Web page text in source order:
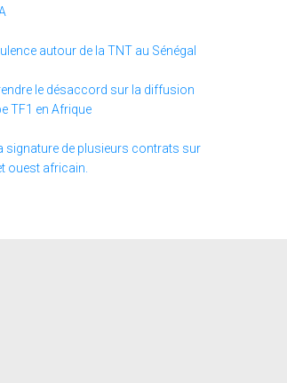
autour de la TNT au Sénégal
le désaccord sur la diffusion
TF1 en Afrique
signature de plusieurs contrats sur
ouest africain.